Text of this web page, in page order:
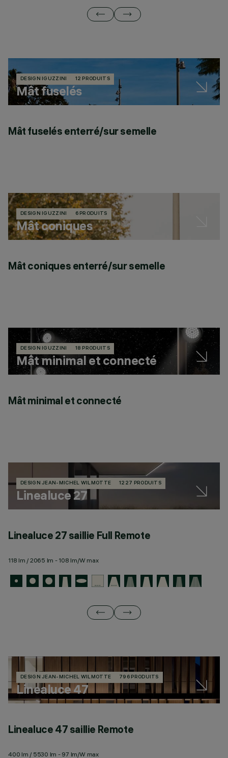
DESIGN IGUZZINI 12 PRODUITS
Mât fuselés
Mât fuselés enterré/sur semelle
DESIGN IGUZZINI 6 PRODUITS
Mât coniques
Mât coniques enterré/sur semelle
DESIGN IGUZZINI 18 PRODUITS
Mât minimal et connecté
Mât minimal et connecté
DESIGN JEAN-MICHEL WILMOTTE 1227 PRODUITS
Linealuce 27
Linealuce 27 saillie Full Remote
118 lm / 2065 lm - 108 lm/W max
DESIGN JEAN-MICHEL WILMOTTE 796 PRODUITS
Linealuce 47
Linealuce 47 saillie Remote
400 lm / 5530 lm - 97 lm/W max